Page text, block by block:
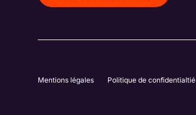
Mentions légales Politique de confidentialtié